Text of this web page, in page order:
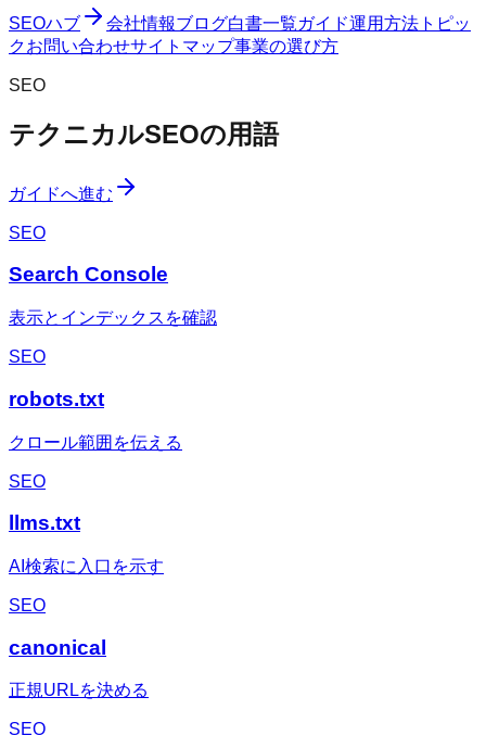
SEOハブ 会社情報ブログ白書一覧ガイド運用方法 トピッ
クお問い合わせサイトマップ事業の選び方
SEO
テクニカルSEOの用語
ガイドへ進む
SEO
Search Console
表示とインデックスを確認
SEO
robots.txt
クロール範囲を伝える
SEO
llms.txt
AI検索に入口を示す
SEO
canonical
正規URLを決める
SEO